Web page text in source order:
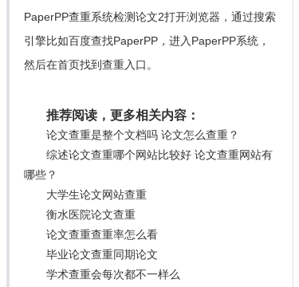
PaperPP查重系统检测论文2打开浏览器，通过搜索
引擎比如百度查找PaperPP，进入PaperPP系统，
然后在首页找到查重入口。
推荐阅读，更多相关内容：
论文查重是整个文档吗 论文怎么查重？
综述论文查重哪个网站比较好 论文查重网站有
哪些？
大学生论文网站查重
衡水医院论文查重
论文查重查重率怎么看
毕业论文查重同期论文
学术查重会每次都不一样么